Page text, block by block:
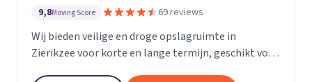
9,8Moving Score 69 reviews
Wij bieden veilige en droge opslagruimte in
Zierikzee voor korte en lange termijn, geschikt voor